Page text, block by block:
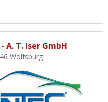
A. T. Iser GmbH
Wolfsburg